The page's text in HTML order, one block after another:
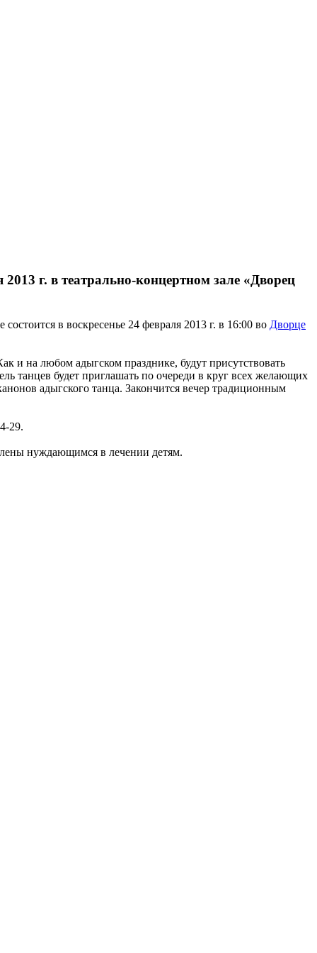
г. в театрально-концертном зале «Дворец
в воскресенье 24 февраля 2013 г. в 16:00 во Дворце
и на любом адыгском празднике, будут присутствовать
танцев будет приглашать по очереди в круг всех желающих
адыгского танца. Закончится вечер традиционным
29.
нуждающимся в лечении детям.